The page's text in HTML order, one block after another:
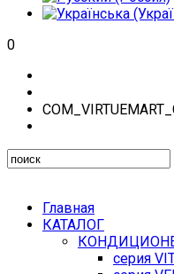
0
Главная
КАТАЛОГ
серия